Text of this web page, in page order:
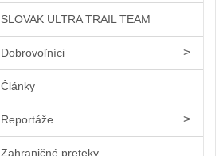
SLOVAK ULTRA TRAIL TEAM
Dobrovoľníci
Články
Reportáže
Zahraničné preteky